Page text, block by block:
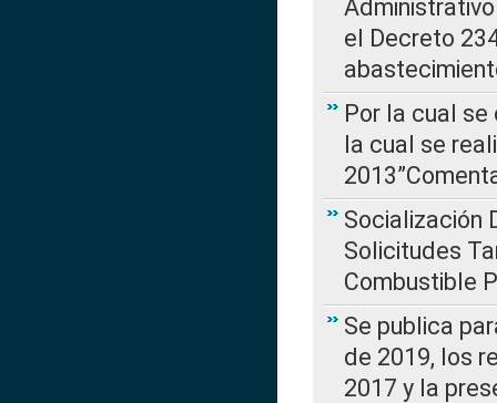
el Decreto
Por la cual se
la cual se
Socialización
Solicitudes
Combustible
Se publica
de 2019, los
2017 y la